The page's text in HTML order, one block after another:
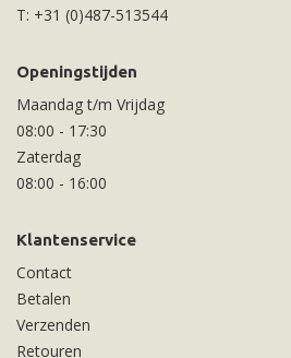
T: +31 (0)487-513544
Openingstijden
Maandag t/m Vrijdag
08:00 - 17:30
Zaterdag
08:00 - 16:00
Klantenservice
Contact
Betalen
Verzenden
Retouren